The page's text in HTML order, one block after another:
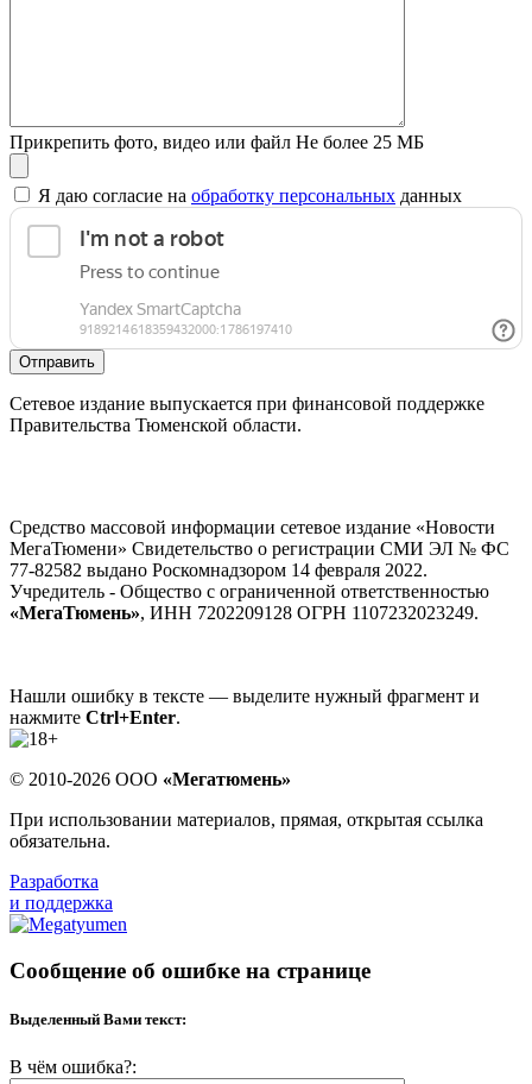
Прикрепить фото, видео или файл Не более 25 МБ
Я даю согласие на обработку персональных данных
Отправить
Сетевое издание выпускается при финансовой поддержке
Правительства Тюменской области.
Средство массовой информации сетевое издание «Новости
МегаТюмени» Свидетельство о регистрации СМИ ЭЛ № ФС
77-82582 выдано Роскомнадзором 14 февраля 2022.
Учредитель - Общество с ограниченной ответственностью
«МегаТюмень», ИНН 7202209128 ОГРН 1107232023249.
Нашли ошибку в тексте — выделите нужный фрагмент и
нажмите Ctrl+Enter.
© 2010-2026 ООО «Мегатюмень»
При использовании материалов, прямая, открытая ссылка
обязательна.
Разработка
и поддержка
Сообщение об ошибке на странице
Выделенный Вами текст:
В чём ошибка?: